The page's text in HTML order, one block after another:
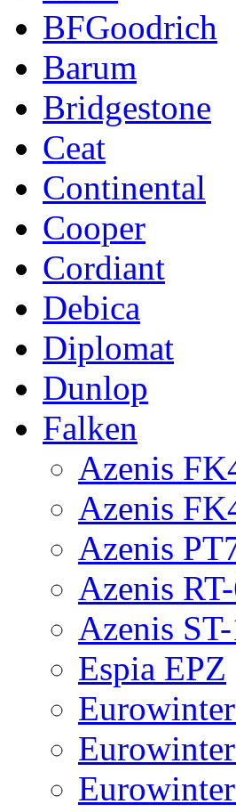
BFGoodrich
Barum
Bridgestone
Ceat
Continental
Cooper
Cordiant
Debica
Diplomat
Dunlop
Falken
Azenis
Azenis
Azenis
Azenis
Azenis
Espia EPZ